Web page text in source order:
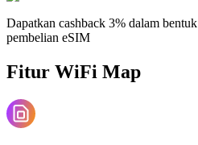
Dapatkan cashback 3% dalam
pembelian eSIM
Fitur WiFi Map